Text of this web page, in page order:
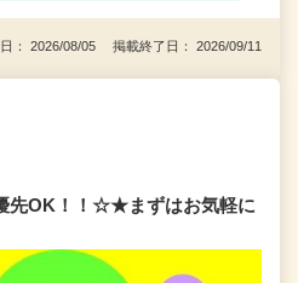
： 2026/08/05 掲載終了日： 2026/09/11
先OK！！☆★まずはお気軽に